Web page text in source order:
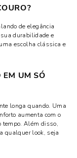
de elegância
durabilidade e
escolha clássica e
UM SÓ
longa quando. Uma
aumenta com o
tempo. Além disso,
qualquer look, seja